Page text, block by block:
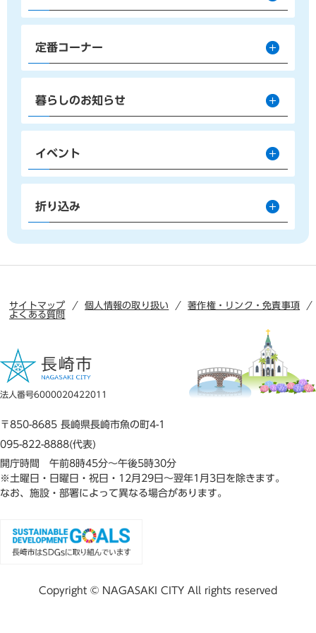
定番コーナー
暮らしのお知らせ
イベント
折り込み
サイトマップ 個人情報の取り扱い
著作権・リンク・免責事項
よくある質問
法人番号6000020422011
〒850-8685 長崎県長崎市魚の町4-1
095-822-8888(代表)
開庁時間 午前8時45分～午後5時30分
※土曜日・日曜日・祝日・12月29日～翌年1月3日を除きます。
なお、施設・部署によって異なる場合があります。
Copyright © NAGASAKI CITY All rights reserved